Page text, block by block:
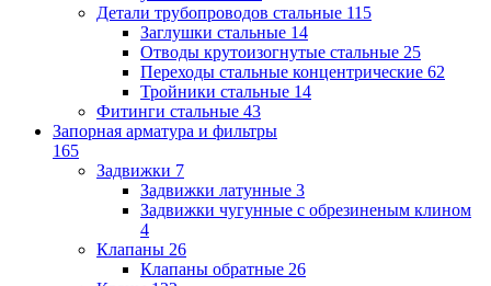
Детали трубопроводов стальные 115
Заглушки стальные 14
Отводы крутоизогнутые стальные 25
Переходы стальные концентрические 62
Тройники стальные 14
Фитинги стальные 43
Запорная арматура и фильтры
165
Задвижки 7
Задвижки латунные 3
Задвижки чугунные с обрезиненым клином
4
Клапаны 26
Клапаны обратные 26